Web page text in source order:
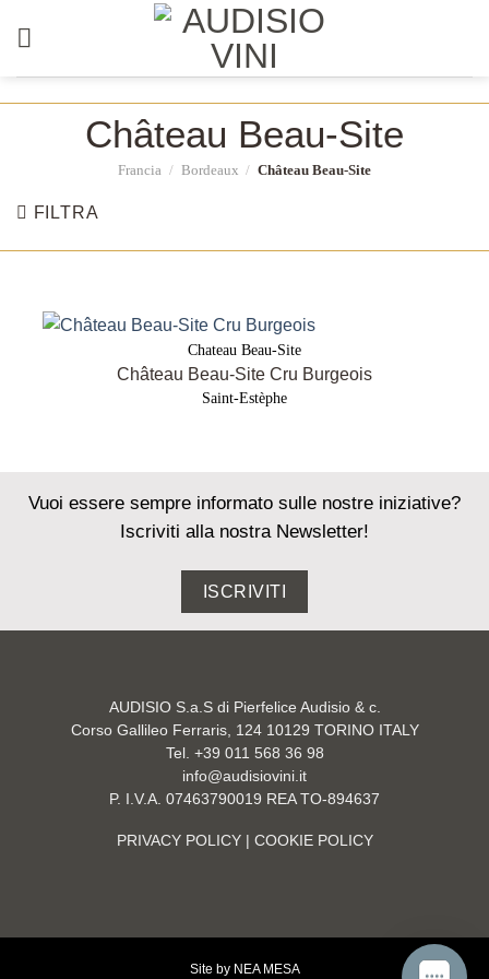
Château Beau-Site
Francia / Bordeaux / Château Beau-Site
FILTRA
Chateau Beau-Site
Château Beau-Site Cru Burgeois
Saint-Estèphe
Vuoi essere sempre informato sulle nostre iniziative?
Iscriviti alla nostra Newsletter!
ISCRIVITI
AUDISIO S.a.S di Pierfelice Audisio & c.
Corso Gallileo Ferraris, 124 10129 TORINO ITALY
Tel. +39 011 568 36 98
info@audisiovini.it
P. I.V.A. 07463790019 REA TO-894637
PRIVACY POLICY| COOKIE POLICY
Site by NEA MESA